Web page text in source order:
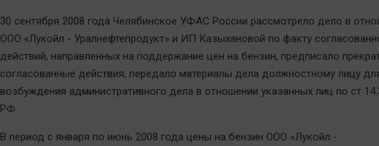
30 сентября 2008 года Челябинское УФАС России рассмотрело дело в
ООО «Лукойл - Уралнефтепродукт» и ИП Казыхановой по факту
действий, направленных на поддержание цен на бензин, предписало
согласованные действия, передало материалы дела должностному лицу
возбуждения административного дела в отношении указанных лиц по ст
РФ.
В период с января по июнь 2008 года цены на бензин ООО «Лукойл -